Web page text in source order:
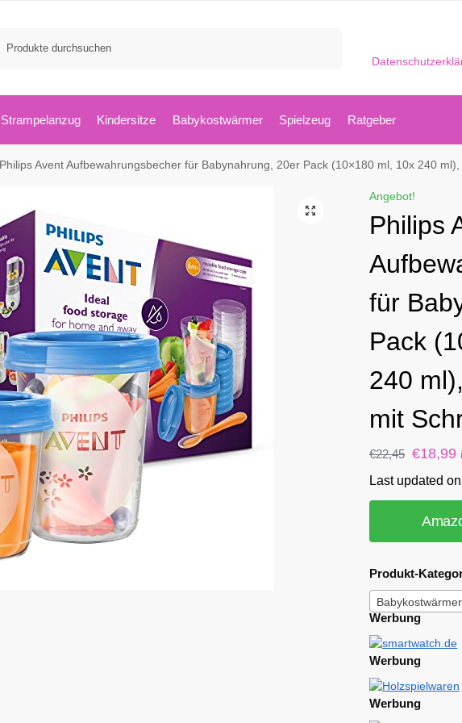
Strampelanzug Kindersitze Babykostwärmer Spielzeug Ratgeber
Philips Avent Aufbewahrungsbecher für Babynahrung, 20er Pack (10×180 ml, 10x 240
Angebot!
Philips
für
Pack
240
mit
€22,45 €18,99
Last updated
Produkt-
Werbung
Werbung
Werbung